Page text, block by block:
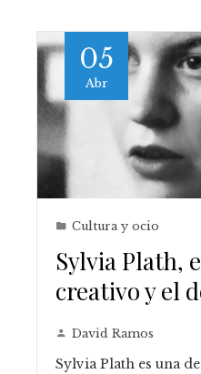
05
Abr
Cultura y ocio
Sylvia Plath,
creativo y el
David Ramos
Sylvia Plath es una